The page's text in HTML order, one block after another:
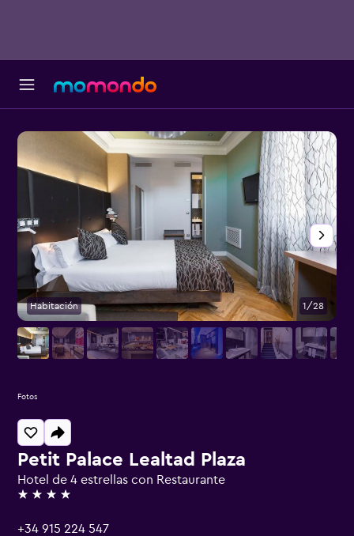
Petit Palace Lealtad Plaza
Hotel de 4 estrellas con Restaurante
4 estrellas
+34 915 224 547
Habitación 1/28
Fotos